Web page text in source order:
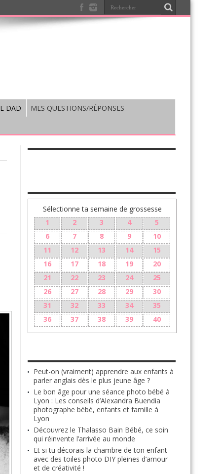
DAD MES QUESTIONS/RÉPONSES
Sélectionne ta semaine de grossesse
1
2 3 4
5
6
7 8 9
10
11
12 13 14
15
16
17 18 19
20
21
22 23 24
25
26
27 28 29
30
31
32 33 34
35
36
37 38 39 40
Peut-on (vraiment) apprendre aux enfants à
parler anglais dès le plus jeune âge ?
Le bon âge pour une séance photo bébé à
Lyon : Les conseils d’Alexandra Buendia
photographe bébé, enfants et famille à
Lyon
Découvrez le Thalasso Bain Bébé, ce soin
qui réinvente l’arrivée au monde
Et si tu décorais la chambre de ton enfant
avec des toiles photo DIY pleines d’amour
et de créativité !